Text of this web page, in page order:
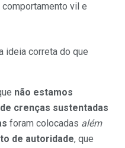
comportamento vil e
ideia correta do que
não estamos
crenças sustentadas
foram colocadas além
de autoridade, que